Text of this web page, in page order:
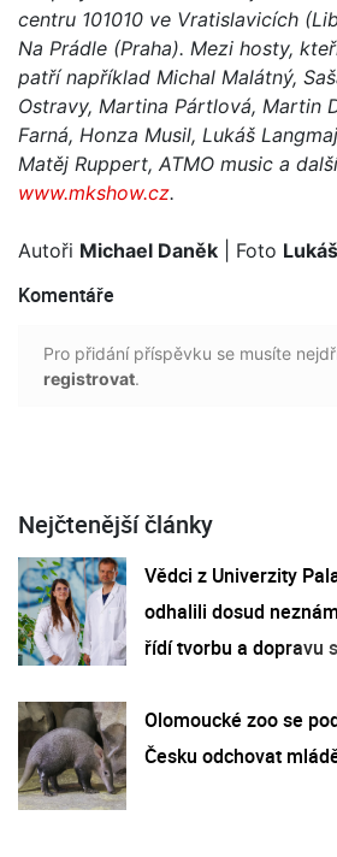
centru 101010 ve Vratislavicích
Na Prádle (Praha). Mezi hosty,
patří například Michal Malátný,
Ostravy, Martina Pártlová, Martin
Farná, Honza Musil, Lukáš
Matěj Ruppert, ATMO music a
www.mkshow.cz.
Autoři Michael Daněk | Foto
Komentáře
Pro přidání příspěvku se musíte
registrovat.
Nejčtenější články
Vědci z Univerzity
odhalili dosud
řídí tvorbu a dopravu
Olomoucké zoo se
Česku odchovat